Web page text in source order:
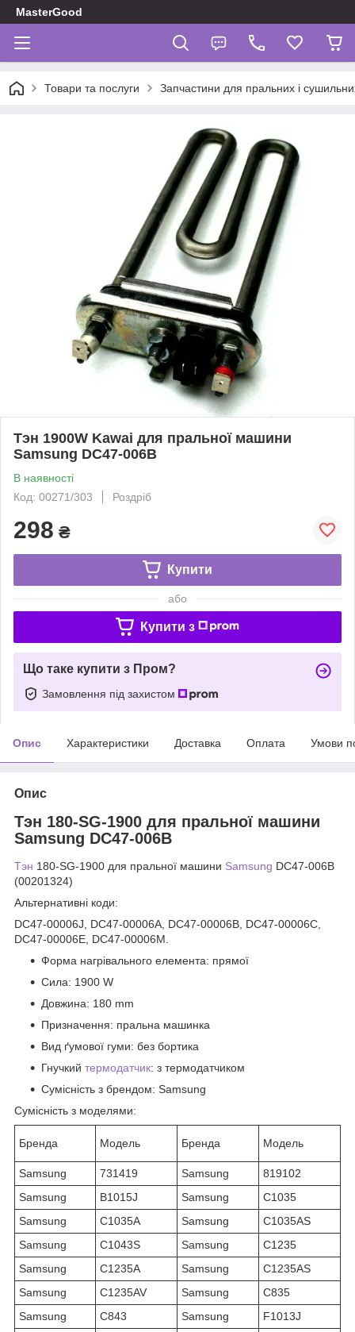
MasterGood
Товари та послуги Запчастини для пральних і
Тэн 1900W Kawai для пральної машини
Samsung DC47-006B
В наявності
Код: 00271/303
Роздріб
298 ₴
Купити
або
Купити з
Що таке купити з Пром?
Замовлення під захистом
Опис Характеристики Доставка Оплата Умови
Опис
Тэн 180-SG-1900 для пральної машини
Samsung DC47-006B
Тэн 180-SG-1900 для пральної машини Samsung DC47-006B
(00201324)
Альтернативні коди:
DC47-00006J, DC47-00006A, DC47-00006B, DC47-00006C,
DC47-00006E, DC47-00006M.
Форма нагрівального елемента: прямої
Сила: 1900 W
Довжина: 180 mm
Призначення: пральна машинка
Вид ґумової гуми: без бортика
Гнучкий термодатчик: з термодатчиком
Сумісність з брендом: Samsung
Сумісність з моделями:
Бренда Модель Бренда Модель
Samsung 731419 Samsung
819102
Samsung
B1015J Samsung
C1035
Samsung
C1035A Samsung
C1035AS
Samsung
C1043S Samsung
C1235
Samsung
C1235A Samsung
C1235AS
Samsung
C1235AV Samsung
C835
Samsung
C843 Samsung
F1013J